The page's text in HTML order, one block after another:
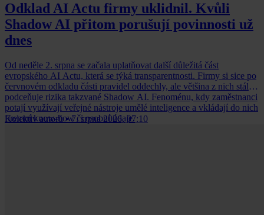
Odklad AI Actu firmy uklidnil. Kvůli
Shadow AI přitom porušují povinnosti už
dnes
Od neděle 2. srpna se začala uplatňovat další důležitá část
evropského AI Actu, která se týká transparentnosti. Firmy si sice po
červnovém odkladu části pravidel oddechly, ale většina z nich stále
podceňuje rizika takzvané Shadow AI. Fenoménu, kdy zaměstnanci
potají využívají veřejné nástroje umělé inteligence a vkládají do nich
firemní know-how či osobní údaje.
Kolektiv autorů • 7. srpna 2026, 07:10